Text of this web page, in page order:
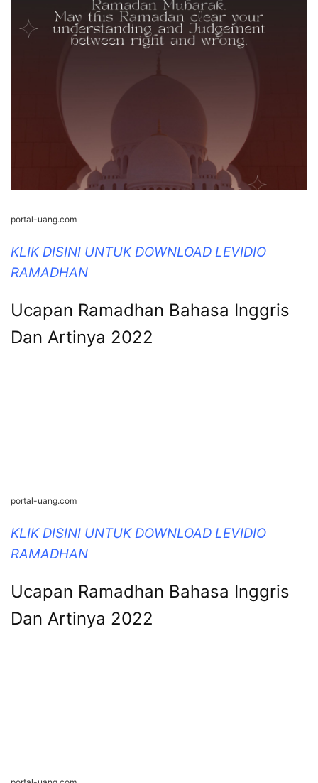
portal-uang.com
KLIK DISINI UNTUK DOWNLOAD LEVIDIO
RAMADHAN
Ucapan Ramadhan Bahasa Inggris
Dan Artinya 2022
portal-uang.com
KLIK DISINI UNTUK DOWNLOAD LEVIDIO
RAMADHAN
Ucapan Ramadhan Bahasa Inggris
Dan Artinya 2022